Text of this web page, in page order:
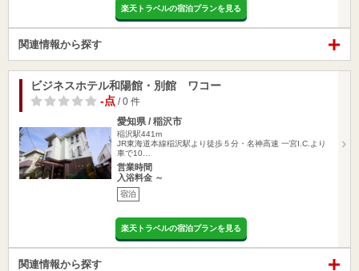
楽天トラベルの宿泊プランを見る
関連情報から探す
ビジネスホテル和陽館・別館 ワコー
-点 / 0 件
愛知県 / 稲沢市
稲沢駅441m
JR東海道本線稲沢駅より徒歩５分・名神高速 一宮I.C.より
車で10…
営業時間
入浴料金 ～
宿泊
楽天トラベルの宿泊プランを見る
関連情報から探す